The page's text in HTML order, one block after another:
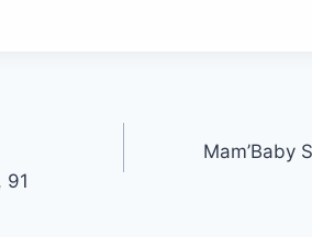
91
Mam’Baby